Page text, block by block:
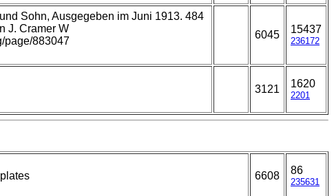
Sohn, Ausgegeben im Juni 1913. 484
J. Cramer W
page/883047
6045 15437
236172
3121 1620
2201
6608 86
235631